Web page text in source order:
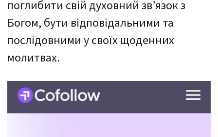
поглибити свій духовний зв’язок з
Богом, бути відповідальними та
послідовними у своїх щоденних
молитвах.